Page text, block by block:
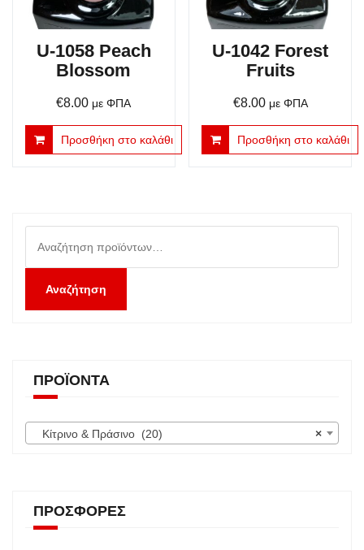
U-1058 Peach
Blossom
€8.00 με ΦΠΑ
Προσθήκη στο καλάθι
U-1042 Forest
Fruits
€8.00 με ΦΠΑ
Προσθήκη στο καλάθι
για:
Αναζήτηση
ΠΡΟΪΌΝΤΑ
×
Κίτρινο & Πράσινο (20)
ΠΡΟΣΦΟΡΈΣ